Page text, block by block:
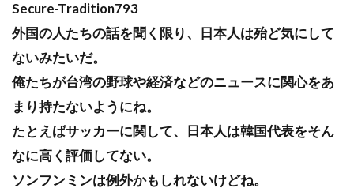
Secure-Tradition793
外国の人たちの話を聞く限り、日本人は殆ど気にして
ないみたいだ。
俺たちが台湾の野球や経済などのニュースに関心をあ
まり持たないようにね。
たとえばサッカーに関して、日本人は韓国代表をそん
なに高く評価してない。
ソンフンミンは例外かもしれないけどね。